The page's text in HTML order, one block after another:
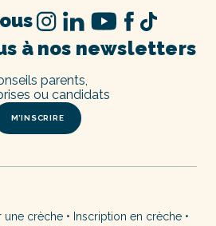
à nos newsletters
M’INSCRIRE
parents,
ou candidats
une crèche• Inscription en crèche•